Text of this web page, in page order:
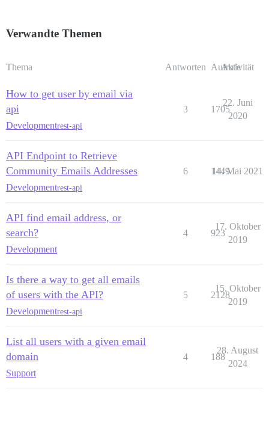
Verwandte Themen
Thema Antworten Aufrufe
Aktivität
How to get user by email via
api
Developmentrest-api
3 1705
22. Juni
2020
API Endpoint to Retrieve
Community Emails Addresses
Developmentrest-api
6 1449
14. Mai 2021
API find email address, or
search?
Development
4 923
17. Oktober
2019
Is there a way to get all emails
of users with the API?
Developmentrest-api
5 2128
15. Oktober
2019
List all users with a given email
domain
Support
4 188
28. August
2024